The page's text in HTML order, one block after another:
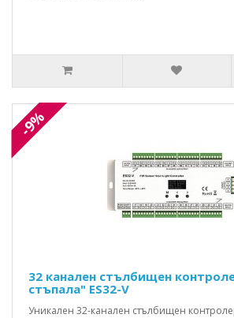
-9%
32 канален стълбищен
стъпала" ES32-V
Уникален 32-канален стълбищен